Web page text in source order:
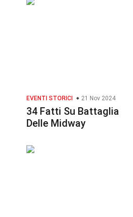
EVENTI STORICI 21 Nov 2024
34 Fatti Su Battaglia
Delle Midway